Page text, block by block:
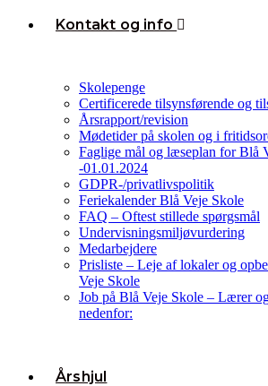
Kontakt og info
Skolepenge
Certificerede tilsynsførende og
Årsrapport/revision
Mødetider på skolen og i
Faglige mål og læseplan for Blå
-01.01.2024
GDPR-/privatlivspolitik
Feriekalender Blå Veje Skole
FAQ – Oftest stillede spørgsmål
Undervisningsmiljøvurdering
Medarbejdere
Prisliste – Leje af lokaler og
Veje Skole
Job på Blå Veje Skole – Lærer
nedenfor:
Årshjul